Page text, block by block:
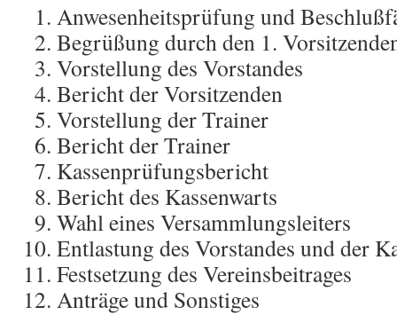
Anwesenheitsprüfung und
Begrüßung durch den 1.
Vorstellung des Vorstandes
Bericht der Vorsitzenden
Vorstellung der Trainer
Bericht der Trainer
Kassenprüfungsbericht
Bericht des Kassenwarts
Wahl eines Versammlungsleiters
Entlastung des Vorstandes und der
Festsetzung des Vereinsbeitrages
Anträge und Sonstiges